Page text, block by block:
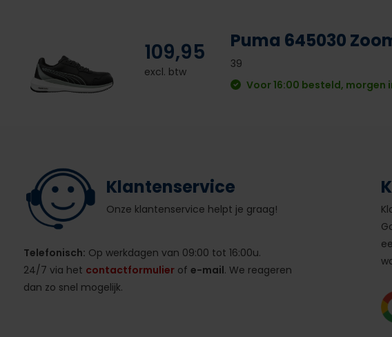
109,95
excl. btw
Puma 645030
39
Voor 16:00 besteld, morgen
Klantenservice
Onze klantenservice helpt je graag!
Telefonisch: Op werkdagen van 09:00 tot 16:00u.
24/7 via het contactformulierof e-mail. We reageren
dan zo snel mogelijk.